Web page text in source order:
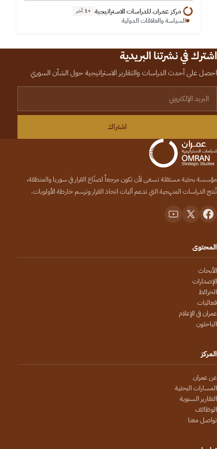
مركز عمران للدراسات الاستراتيجية +1 آخر
السياسة والعلاقات الدولية
اشترك في نشرتنا البريدية
احصل على أحدث الدراسات والتقارير الاستراتيجية حول الشأن السوري
اشتراك
مؤسسة بحثية مستقلة تسعى لأن تكون مرجعاً لصنّاع القرار في سوريا والمنطقة،
تُنتج الدراسات المنهجية التي تدعم آليات اتخاذ القرار وترسم خارطة الأولويات.
المحتوى
الأبحاث
الإصدارات
الخرائط
فعاليات
عمران في الإعلام
الباحثون
المركز
عن عمران
المسارات البحثية
التقارير السنوية
الوظائف
تواصل معنا